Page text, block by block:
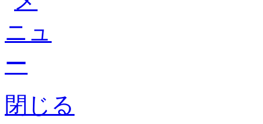
閉じる